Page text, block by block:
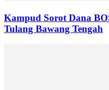
Kampud Sorot Dana
Tulang Bawang Tengah